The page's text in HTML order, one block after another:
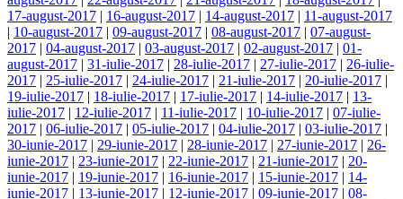
17-august-2017 | 16-august-2017 | 14-august-2017 | 11-august-2017
| 10-august-2017 | 09-august-2017 | 08-august-2017 | 07-august-
2017 | 04-august-2017 | 03-august-2017 | 02-august-2017 | 01-
august-2017 | 31-iulie-2017 | 28-iulie-2017 | 27-iulie-2017 | 26-iulie-
2017 | 25-iulie-2017 | 24-iulie-2017 | 21-iulie-2017 | 20-iulie-2017 |
19-iulie-2017 | 18-iulie-2017 | 17-iulie-2017 | 14-iulie-2017 | 13-
iulie-2017 | 12-iulie-2017 | 11-iulie-2017 | 10-iulie-2017 | 07-iulie-
2017 | 06-iulie-2017 | 05-iulie-2017 | 04-iulie-2017 | 03-iulie-2017 |
30-iunie-2017 | 29-iunie-2017 | 28-iunie-2017 | 27-iunie-2017 | 26-
iunie-2017 | 23-iunie-2017 | 22-iunie-2017 | 21-iunie-2017 | 20-
iunie-2017 | 19-iunie-2017 | 16-iunie-2017 | 15-iunie-2017 | 14-
iunie-2017 | 13-iunie-2017 | 12-iunie-2017 | 09-iunie-2017 | 08-